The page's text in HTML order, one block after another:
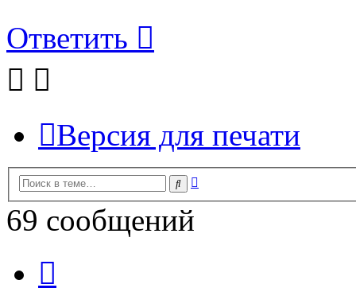
Ответить
Версия для печати
Поиск
69 сообщений